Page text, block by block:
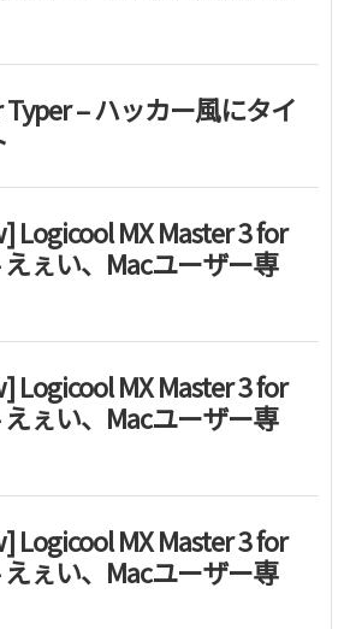
– ハッカー風にタイ
Logicool MX Master 3 for
えぇい、Macユーザー専
Logicool MX Master 3 for
えぇい、Macユーザー専
Logicool MX Master 3 for
えぇい、Macユーザー専